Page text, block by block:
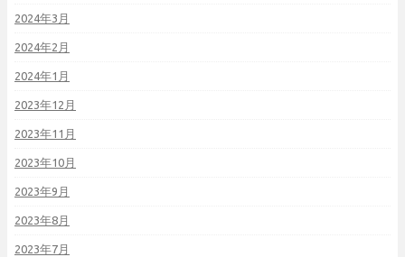
2024年3月
2024年2月
2024年1月
2023年12月
2023年11月
2023年10月
2023年9月
2023年8月
2023年7月